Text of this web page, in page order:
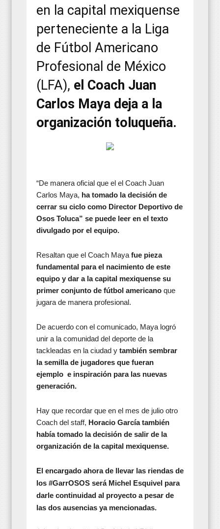
en la capital mexiquense
perteneciente a la Liga
de Fútbol Americano
Profesional de México
(LFA), el Coach Juan
Carlos Maya deja a la
organización toluqueña.
“De manera oficial que el el Coach Juan
Carlos Maya, ha tomado la decisión de
cerrar su ciclo como Director Deportivo de
Osos Toluca” se puede leer en el texto
divulgado por el equipo.
Resaltan que el Coach Maya fue pieza
fundamental para el nacimiento de este
equipo y dar a la capital mexiquense su
primer conjunto de fútbol americano que
jugara de manera profesional.
De acuerdo con el comunicado, Maya logró
unir a la comunidad del deporte de la
tackleadas en la ciudad y también sembrar
la semilla de jugadores que fueran
ejemplo e inspiración para las nuevas
generación.
Hay que recordar que en el mes de julio otro
Coach del staff, Horacio García también
había tomado la decisión de salir de la
organización de la capital mexiquense.
El encargado ahora de llevar las riendas de
los #GarrOSOS será Michel Esquivel para
darle continuidad al proyecto a pesar de
las dos ausencias ya mencionadas.